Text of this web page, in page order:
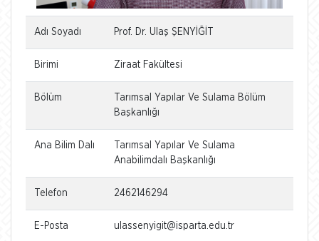
Adı Soyadı Prof. Dr. Ulaş ŞENYİĞİT
Birimi Ziraat Fakültesi
Bölüm
Tarımsal Yapılar Ve Sulama Bölüm
Başkanlığı
Ana Bilim Dalı
Tarımsal Yapılar Ve Sulama
Anabilimdalı Başkanlığı
Telefon 2462146294
E-Posta ulassenyigit@isparta.edu.tr